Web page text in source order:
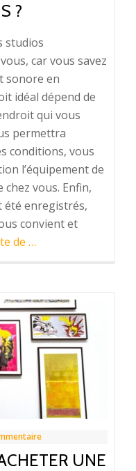
?
studios
car vous savez
sonore en
idéal dépend de
qui vous
permettra
conditions, vous
l’équipement de
vous. Enfin,
été enregistrés,
convient et
de à
bon
studio
d’enregistrement
près
de
chez
vous
?
…
UNE